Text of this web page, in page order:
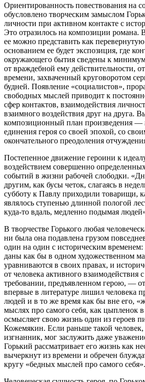
Ориентированность повествования на
обусловлено творческим замыслом
личности при активном контакте с
Это отразилось на композиции романа.
ее можно представить как
основанием ее будет экспозиция, где
окружающего бытия сведены к
от враждебной ему действительности,
времени, захваченный круговоротом
будней. Появление «социалистов»,
свободных мыслей приводит к
сфер контактов, взаимодействия
взаимного воздействия друг на друга.
композиционный план произведения —
единения героя со своей эпохой, со
окончательного преодоления
Постепенное движение героини к
воздействием совершенно
событий в жизни рабочей слободки.
другим, как бусы четок, слагаясь в
субботу к Павлу приходили товарищи,
являлось ступенью длинной пологой
куда-то вдаль, медленно подымая
В творчестве Горького любая
ни была она подавлена грузом
один на один с историческим временем:
даны как бы в одном художественном
уравниваются в своих правах, и
от человека активного взаимодействия
требовании, предъявленном герою, —
впервые в литературе лишил человека
людей и в то же время как бы вне его,
мыслях про самого себя, как цыпленок
осмысляет свою жизнь один из героев
Кожемякин. Если раньше такой
изгнанник, мог заслужить даже
Горький рассматривает его жизнь как
вычеркнут из времени и обречен
кругу «бедных мыслей про самого себя».